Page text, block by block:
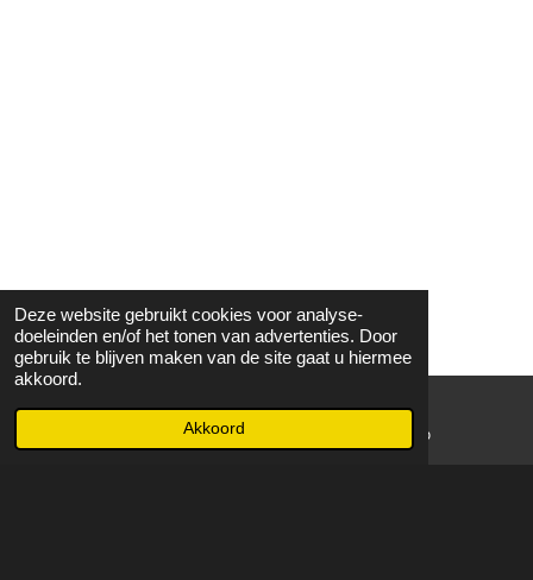
Deze website gebruikt cookies voor analyse-
doeleinden en/of het tonen van advertenties. Door
gebruik te blijven maken van de site gaat u hiermee
akkoord.
Akkoord WhatsApp